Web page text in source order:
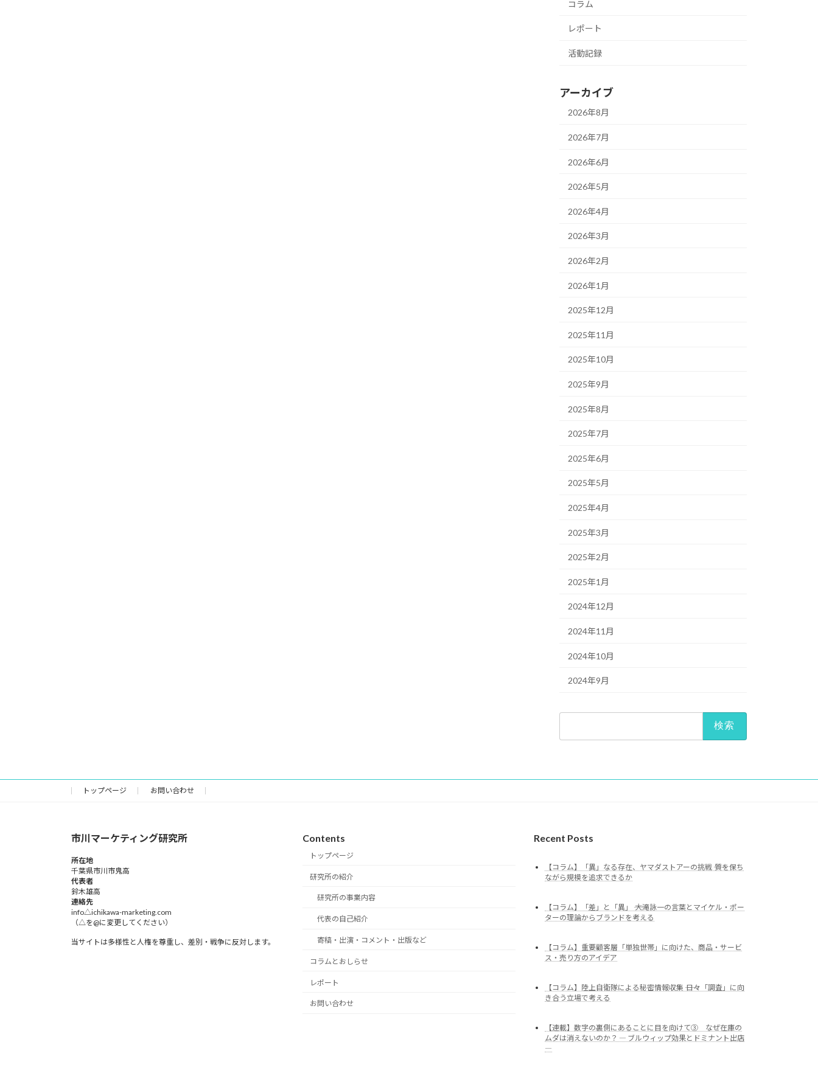
コラム
レポート
活動記録
アーカイブ
2026年8月
2026年7月
2026年6月
2026年5月
2026年4月
2026年3月
2026年2月
2026年1月
2025年12月
2025年11月
2025年10月
2025年9月
2025年8月
2025年7月
2025年6月
2025年5月
2025年4月
2025年3月
2025年2月
2025年1月
2024年12月
2024年11月
2024年10月
2024年9月
トップページ お問い合わせ
市川マーケティング研究所
所在地
千葉県市川市鬼高
代表者
鈴木雄高​
連絡先
info△ichikawa-marketing.com
（△を@に変更してください）
当サイトは多様性と人権を尊重し、差別・戦争に反対します。
Contents
トップページ
研究所の紹介
研究所の事業内容
代表の自己紹介
寄稿・出演・コメント・出版など
コラムとおしらせ
レポート
お問い合わせ
Recent Posts
【コラム】「異」なる存在、ヤマダストアーの挑戦 ―― 質を保ち
ながら規模を追求できるか
【コラム】「差」と「異」 ―― 大滝詠一の言葉とマイケル・ポー
ターの理論からブランドを考える
【コラム】重要顧客層「単独世帯」に向けた、商品・サービ
ス・売り方のアイデア
【コラム】陸上自衛隊による秘密情報収集 ―― 日々「調査」に向
き合う立場で考える
【連載】数字の裏側にあることに目を向けて③ なぜ在庫の
ムダは消えないのか？ ― ブルウィップ効果とドミナント出店
―